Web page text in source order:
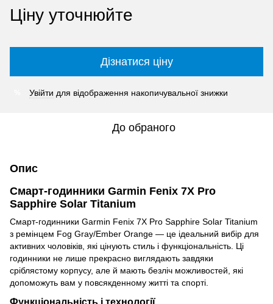
Ціну уточнюйте
Дізнатися ціну
Увійти для відображення накопичувальної знижки
До обраного
Опис
Смарт-годинники Garmin Fenix 7X Pro
Sapphire Solar Titanium
Смарт-годинники Garmin Fenix 7X Pro Sapphire Solar Titanium
з ремінцем Fog Gray/Ember Orange — це ідеальний вибір для
активних чоловіків, які цінують стиль і функціональність. Ці
годинники не лише прекрасно виглядають завдяки
сріблястому корпусу, але й мають безліч можливостей, які
допоможуть вам у повсякденному житті та спорті.
Функціональність і технології